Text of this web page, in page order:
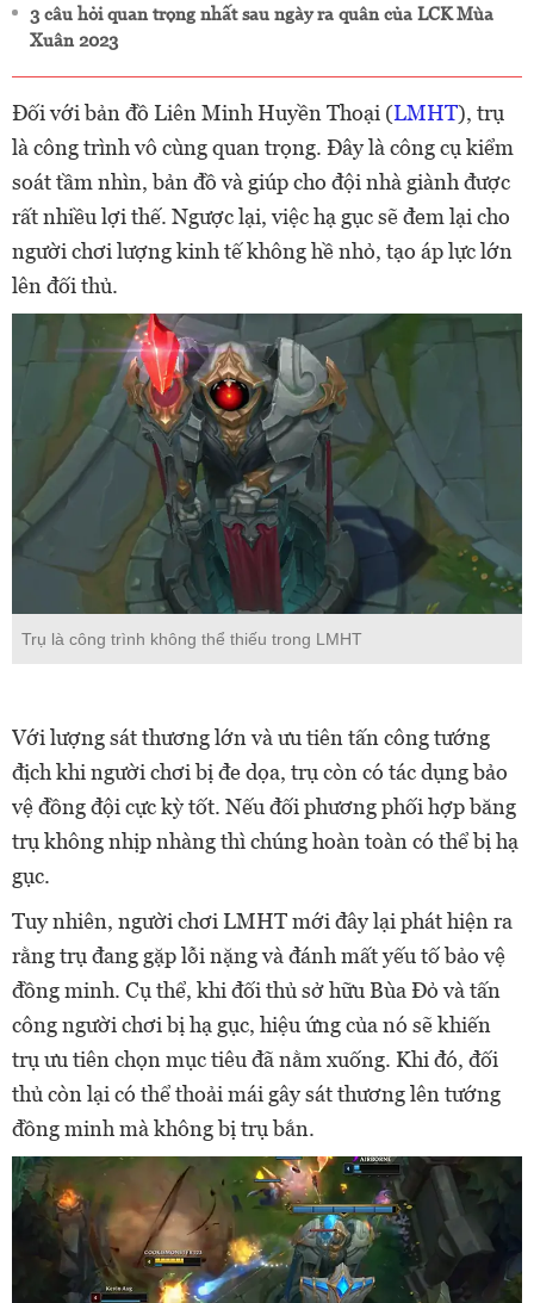
3 câu hỏi quan trọng nhất sau ngày ra quân của LCK Mùa
Xuân 2023
Đối với bản đồ Liên Minh Huyền Thoại (LMHT), trụ
là công trình vô cùng quan trọng. Đây là công cụ kiểm
soát tầm nhìn, bản đồ và giúp cho đội nhà giành được
rất nhiều lợi thế. Ngược lại, việc hạ gục sẽ đem lại cho
người chơi lượng kinh tế không hề nhỏ, tạo áp lực lớn
lên đối thủ.
Trụ là công trình không thể thiếu trong LMHT
Với lượng sát thương lớn và ưu tiên tấn công tướng
địch khi người chơi bị đe dọa, trụ còn có tác dụng bảo
vệ đồng đội cực kỳ tốt. Nếu đối phương phối hợp băng
trụ không nhịp nhàng thì chúng hoàn toàn có thể bị hạ
gục.
Tuy nhiên, người chơi LMHT mới đây lại phát hiện ra
rằng trụ đang gặp lỗi nặng và đánh mất yếu tố bảo vệ
đồng minh. Cụ thể, khi đối thủ sở hữu Bùa Đỏ và tấn
công người chơi bị hạ gục, hiệu ứng của nó sẽ khiến
trụ ưu tiên chọn mục tiêu đã nằm xuống. Khi đó, đối
thủ còn lại có thể thoải mái gây sát thương lên tướng
đồng minh mà không bị trụ bắn.